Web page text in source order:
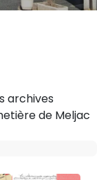
archives
de Meljac